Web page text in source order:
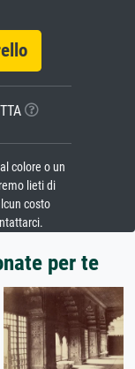
colore o un
lieti di
costo
per te